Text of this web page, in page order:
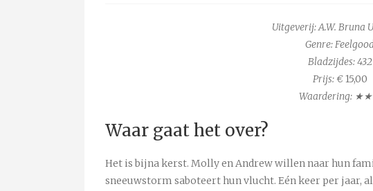
Uitgeverij: A.W. Bruna
Genre:
Bladzijdes:432
Prijs: €15,00
Waardering:
Waar gaat het over?
Het is bijna kerst. Molly en Andrew willen naar hun
sneeuwstorm saboteert hun vlucht. Eén keer per jaar,